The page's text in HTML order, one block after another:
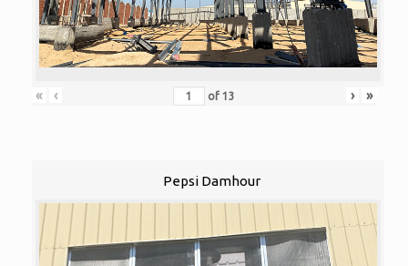
« ‹ of 13 › »
Pepsi Damhour